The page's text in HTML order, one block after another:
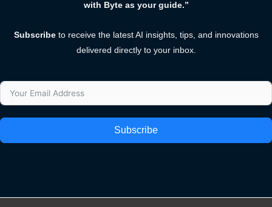
with Byte as your guide.”
Subscribeto receive the latest AI insights, tips, and innovations
delivered directly to your inbox.
Subscribe